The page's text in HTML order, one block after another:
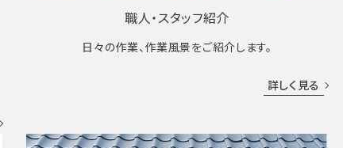
職人・スタッフ紹介
日々の作業、作業風景をご紹介します。
詳しく見る